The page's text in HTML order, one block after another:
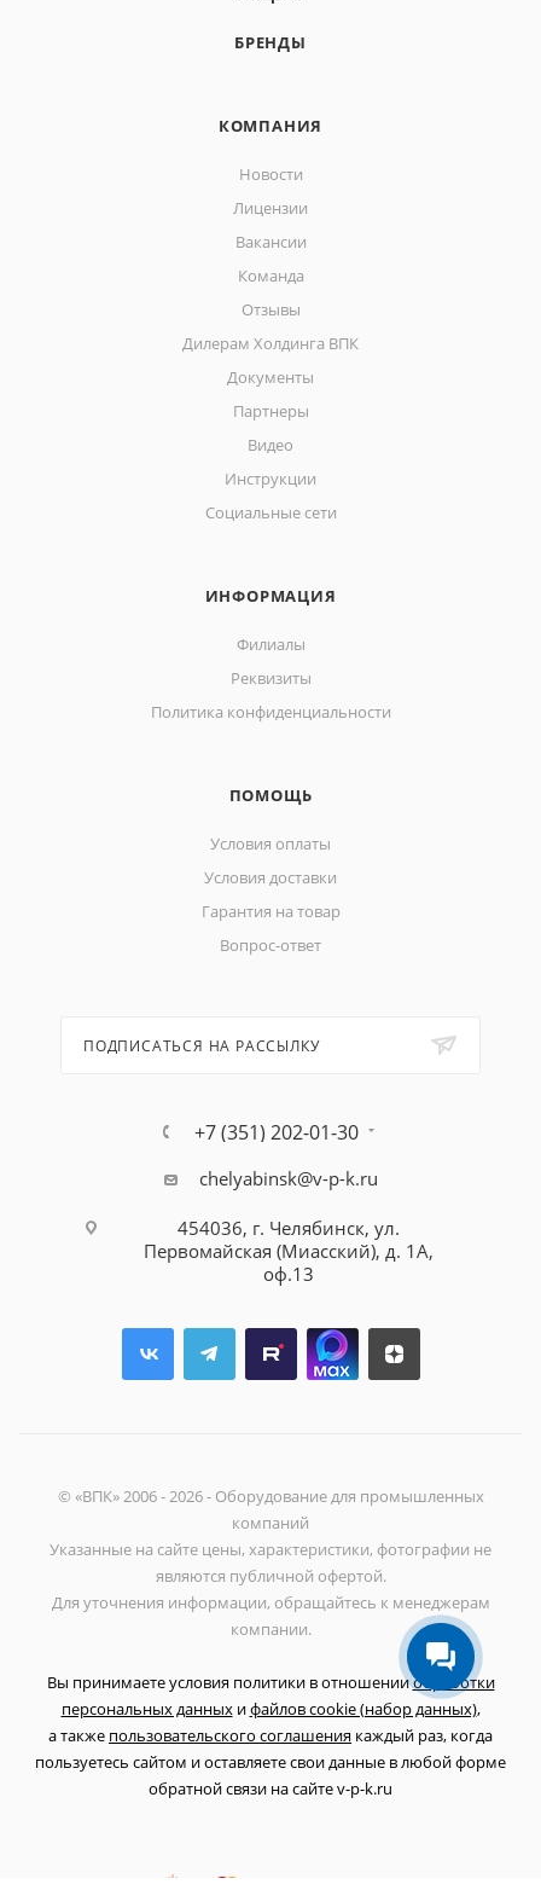
БРЕНДЫ
КОМПАНИЯ
Новости
Лицензии
Вакансии
Команда
Отзывы
Дилерам Холдинга ВПК
Документы
Партнеры
Видео
Инструкции
Социальные сети
ИНФОРМАЦИЯ
Филиалы
Реквизиты
Политика конфиденциальности
ПОМОЩЬ
Условия оплаты
Условия доставки
Гарантия на товар
Вопрос-ответ
ПОДПИСАТЬСЯ НА РАССЫЛКУ
+7 (351) 202-01-30
chelyabinsk@v-p-k.ru
454036, г. Челябинск, ул.
Первомайская (Миасский), д. 1А,
оф.13
© «ВПК» 2006 - 2026 - Оборудование для промышленных
компаний
Указанные на сайте цены, характеристики, фотографии не
являются публичной офертой.
Для уточнения информации, обращайтесь к менеджерам
компании.
Вы принимаете условия политики в отношенииобработки
персональных данныхифайлов cookie (набор данных),
а также пользовательского соглашения каждый раз, когда
пользуетесь сайтом и оставляете свои данные в любой форме
обратной связи на сайте v-p-k.ru